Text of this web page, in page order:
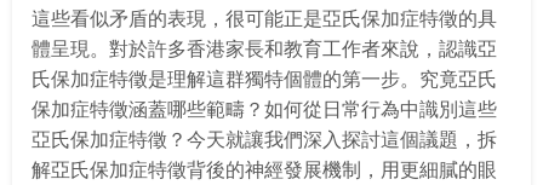
這些看似矛盾的表現，很可能正是亞氏保加症特徵的具
體呈現。對於許多香港家長和教育工作者來說，認識亞
氏保加症特徵是理解這群獨特個體的第一步。究竟亞氏
保加症特徵涵蓋哪些範疇？如何從日常行為中識別這些
亞氏保加症特徵？今天就讓我們深入探討這個議題，拆
解亞氏保加症特徵背後的神經發展機制，用更細膩的眼